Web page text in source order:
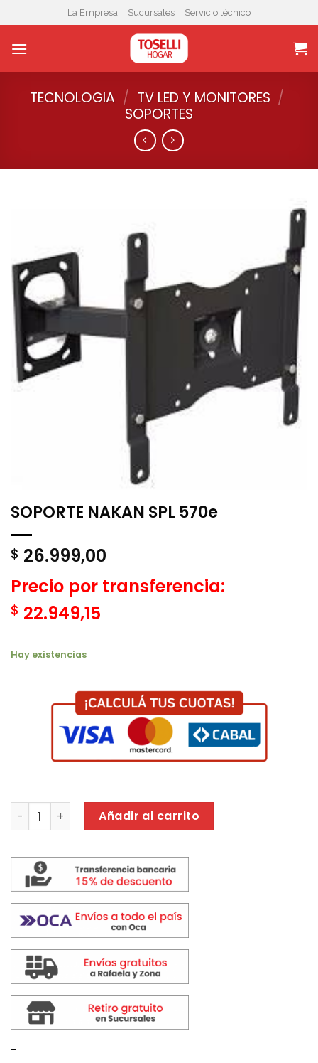
to
content
La Empresa Sucursales Servicio técnico
TECNOLOGIA / TV LED Y MONITORES /
SOPORTES
SOPORTE NAKAN SPL 570e
$ 26.999,00
Precio por transferencia:
$ 22.949,15
Hay existencias
SOPORTE NAKAN SPL 570e cantidad
Añadir al carrito
-